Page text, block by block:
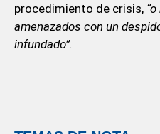
procedimiento de crisis,
amenazados con un
infundado”.